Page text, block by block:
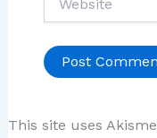
This site uses